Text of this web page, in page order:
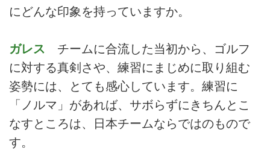
にどんな印象を持っていますか。
ガレス チームに合流した当初から、ゴルフ
に対する真剣さや、練習にまじめに取り組む
姿勢には、とても感心しています。練習に
「ノルマ」があれば、サボらずにきちんとこ
なすところは、日本チームならではのもので
す。